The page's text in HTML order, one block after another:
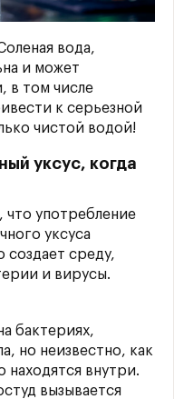
вода,
и может
в том числе
к серьезной
чистой водой!
уксус, когда
употребление
уксуса
создает среду,
и вирусы.
бактериях,
но неизвестно, как
находятся внутри.
вызывается